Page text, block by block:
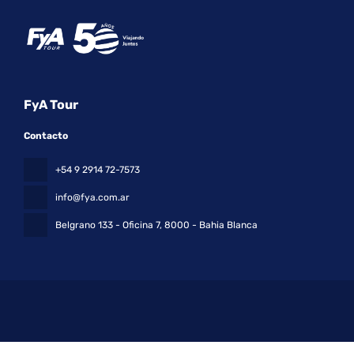
FyA Tour
Contacto
+54 9 2914 72-7573
info@fya.com.ar
Belgrano 133 - Oficina 7, 8000 - Bahia Blanca